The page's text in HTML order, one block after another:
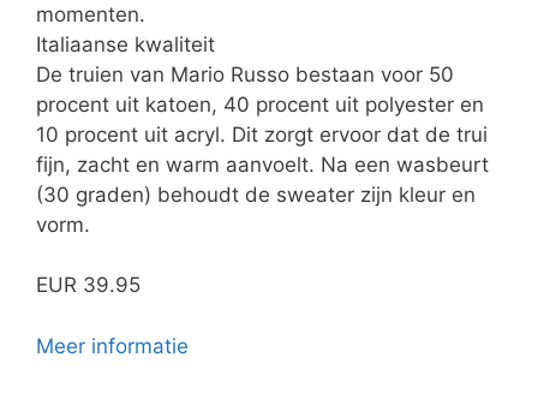
momenten.
Italiaanse kwaliteit
De truien van Mario Russo bestaan voor 50
procent uit katoen, 40 procent uit polyester en
10 procent uit acryl. Dit zorgt ervoor dat de trui
fijn, zacht en warm aanvoelt. Na een wasbeurt
(30 graden) behoudt de sweater zijn kleur en
vorm.
EUR 39.95
Meer informatie